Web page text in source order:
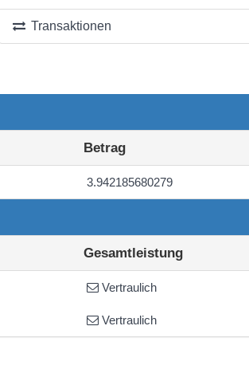
Transaktionen
Betrag
3.942185680279
Gesamtleistung
Vertraulich
Vertraulich